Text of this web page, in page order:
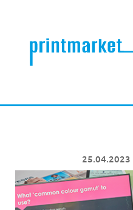
25.04.2023